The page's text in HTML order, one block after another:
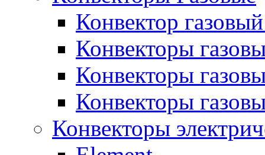
Конвектор
Конвекторы
Конвекторы
Конвекторы
Конвекторы